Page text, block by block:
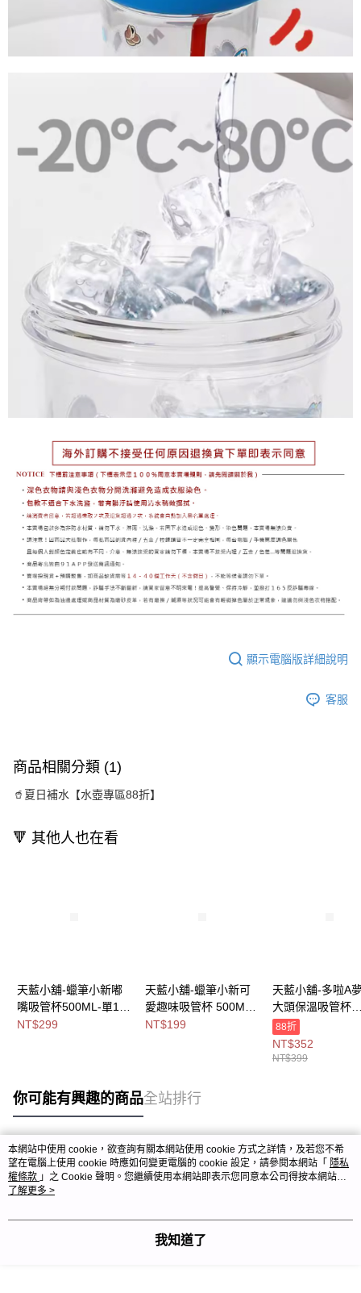
顯示電腦版詳細說明
客服
商品相關分類 (1)
🥤夏日補水【水壺專區88折】
🔻 其他人也在看
天藍小舖-蠟筆小新嘟
嘴吸管杯500ML-單1
款-$299【A11115350
NT$299
天藍小舖-蠟筆小新可
愛趣味吸管杯 500ML-
共2
NT$199
天藍小舖-多啦A
大頭保溫吸管杯
600ML-共2
色-$399【
】
88折
NT$352
NT$399
你可能有興趣的商品全站排行
熱門標籤
本網站中使用 cookie，欲查詢有關本網站使用 cookie 方式之詳情，及若您不希
望在電腦上使用 cookie 時應如何變更電腦的 cookie 設定，請參閱本網站「 隱私
權條款 」之 Cookie 聲明。您繼續使用本網站即表示您同意本公司得按本網站使
用條款之 Cookie 聲明使用 cookie。
了解更多 >
我知道了